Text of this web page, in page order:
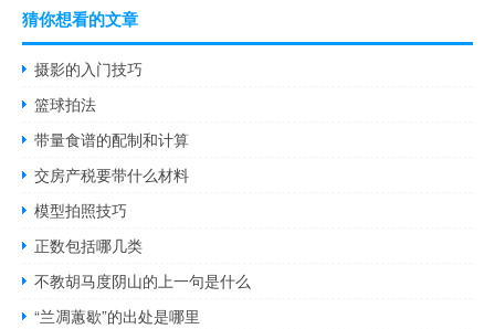
猜你想看的文章
摄影的入门技巧
篮球拍法
带量食谱的配制和计算
交房产税要带什么材料
模型拍照技巧
正数包括哪几类
不教胡马度阴山的上一句是什么
“兰凋蕙歇”的出处是哪里